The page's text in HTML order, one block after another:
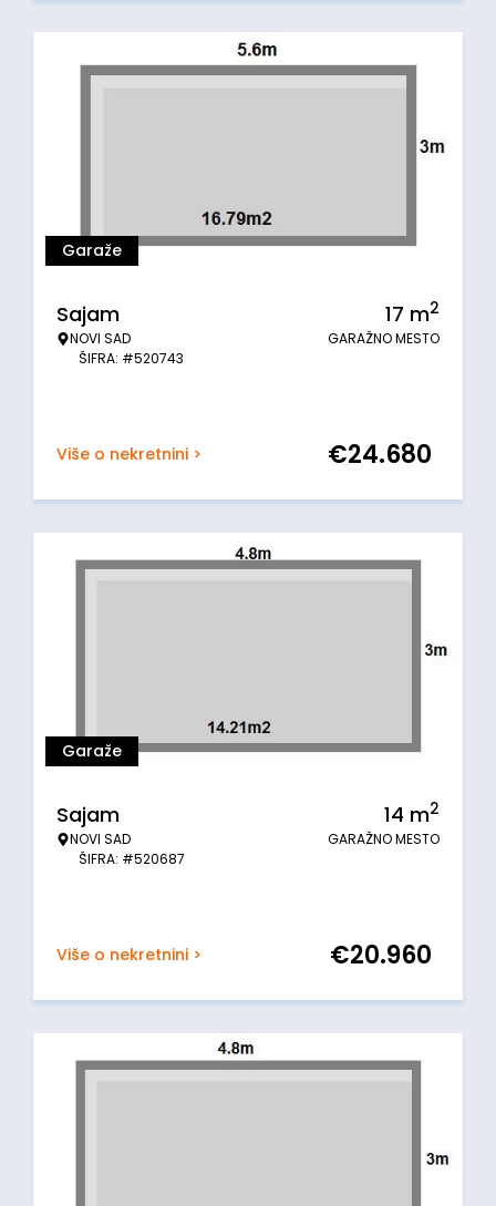
Garaže
Sajam
NOVI SAD
ŠIFRA: #520743
17 m2
GARAŽNO MESTO
Više o nekretnini > €24.680
Garaže
Sajam
NOVI SAD
ŠIFRA: #520687
14 m2
GARAŽNO MESTO
Više o nekretnini > €20.960